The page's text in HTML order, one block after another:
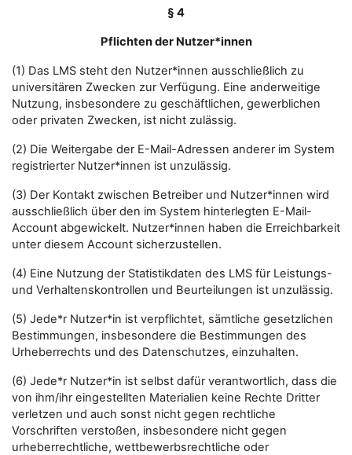
§ 4
Pflichten der Nutzer*innen
(1) Das LMS steht den Nutzer*innen ausschließlich zu
universitären Zwecken zur Verfügung. Eine anderweitige
Nutzung, insbesondere zu geschäftlichen, gewerblichen
oder privaten Zwecken, ist nicht zulässig.
(2) Die Weitergabe der E-Mail-Adressen anderer im System
registrierter Nutzer*innen ist unzulässig.
(3) Der Kontakt zwischen Betreiber und Nutzer*innen wird
ausschließlich über den im System hinterlegten E-Mail-
Account abgewickelt. Nutzer*innen haben die Erreichbarkeit
unter diesem Account sicherzustellen.
(4) Eine Nutzung der Statistikdaten des LMS für Leistungs-
und Verhaltenskontrollen und Beurteilungen ist unzulässig.
(5) Jede*r Nutzer*in ist verpflichtet, sämtliche gesetzlichen
Bestimmungen, insbesondere die Bestimmungen des
Urheberrechts und des Datenschutzes, einzuhalten.
(6) Jede*r Nutzer*in ist selbst dafür verantwortlich, dass die
von ihm/ihr eingestellten Materialien keine Rechte Dritter
verletzen und auch sonst nicht gegen rechtliche
Vorschriften verstoßen, insbesondere nicht gegen
urheberrechtliche, wettbewerbsrechtliche oder